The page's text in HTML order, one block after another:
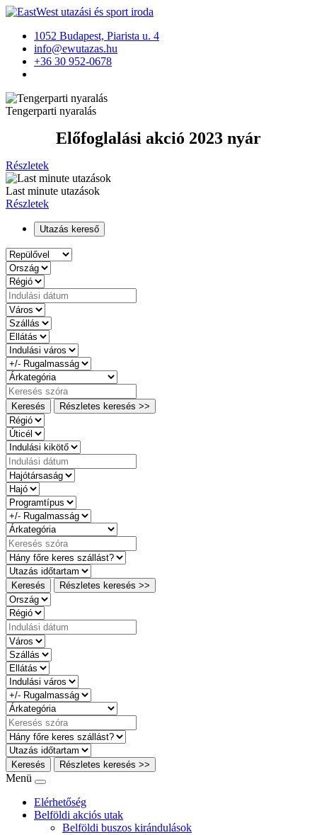
1052 Budapest, Piarista u. 4
info@ewutazas.hu
+36 30 952-0678
Tengerparti nyaralás
Előfoglalási akció 2023 nyár
Részletek
Last minute utazások
Részletek
Utazás kereső
Keresés Részletes keresés >>
Keresés Részletes keresés >>
Keresés Részletes keresés >>
Menü
Elérhetőség
Belföldi akciós utak
Belföldi buszos kirándulások